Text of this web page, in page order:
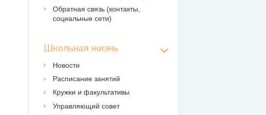
Обратная связь (контакты,
социальные сети)
Школьная жизнь
Новости
Расписание занятий
Кружки и факультативы
Управляющий совет